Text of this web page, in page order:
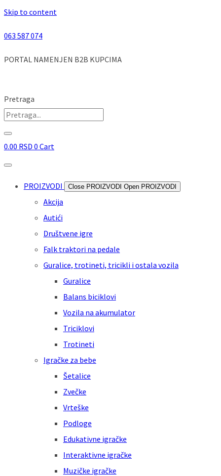
Skip to content
063 587 074
PORTAL NAMENJEN B2B KUPCIMA
Pretraga
0.00 RSD 0 Cart
PROIZVODI Close PROIZVODI Open PROIZVODI
Akcija
Autići
Društvene igre
Falk traktori na pedale
Guralice, trotineti, tricikli i ostala vozila
Guralice
Balans biciklovi
Vozila na akumulator
Triciklovi
Trotineti
Igračke za bebe
Šetalice
Zvečke
Vrteške
Podloge
Edukativne igračke
Interaktivne igračke
Muzičke igračke